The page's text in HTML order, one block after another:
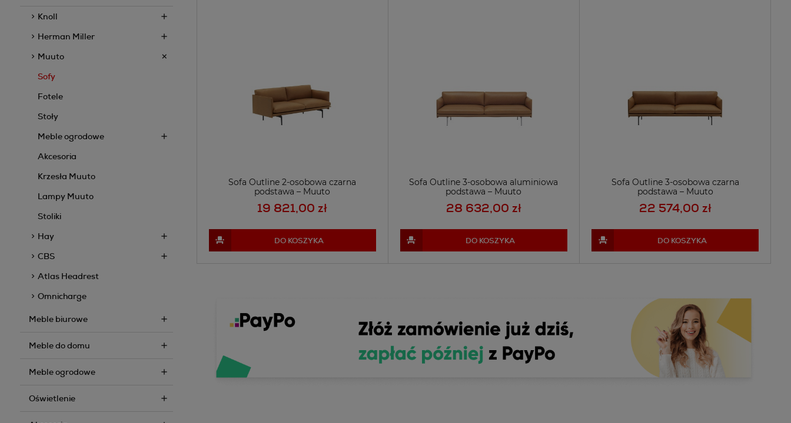
Knoll
Herman Miller
Muuto
Sofy
Fotele
Stoły
Meble ogrodowe
Akcesoria
Krzesła Muuto
Lampy Muuto
Stoliki
Hay
CBS
Atlas Headrest
Omnicharge
Meble biurowe
Meble do domu
Meble ogrodowe
Oświetlenie
Sofa Outline 2-osobowa czarna
podstawa – Muuto
19 821,00 zł
DO KOSZYKA
Sofa Outline 3-osobowa aluminiowa
podstawa – Muuto
28 632,00 zł
DO KOSZYKA
Sofa Outline 3-osobowa czarna
podstawa – Muuto
22 574,00 zł
DO KOSZYKA